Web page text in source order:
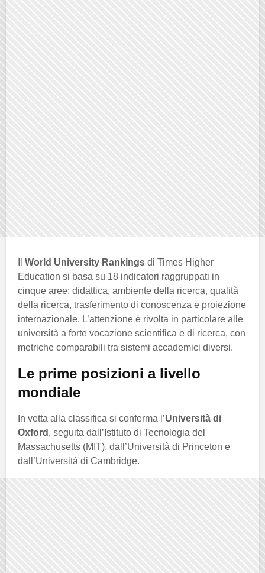
World University Rankings di Times Higher
Education si basa su 18 indicatori raggruppati in
cinque aree: didattica, ambiente della ricerca, qualità
della ricerca, trasferimento di conoscenza e proiezione
internazionale. L’attenzione è rivolta in particolare alle
università a forte vocazione scientifica e di ricerca, con
metriche comparabili tra sistemi accademici diversi.
Le prime posizioni a livello
mondiale
In vetta alla classifica si conferma l’Università di
Oxford , seguita dall’Istituto di Tecnologia del
Massachusetts (MIT), dall’Università di Princeton e
dall’Università di Cambridge.